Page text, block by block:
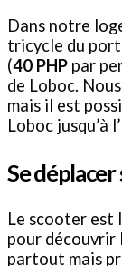
Dans notre
tricycle du
(40 PHP par
de Loboc.
mais il est
Loboc jusqu’à
Se déplacer
Le scooter est
pour découvrir
partout mais